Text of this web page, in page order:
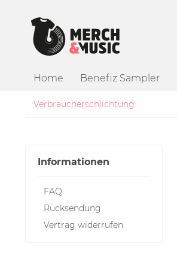
Home Benefiz Sampler
Verbraucherschlichtung
Informationen
FAQ
Rücksendung
Vertrag widerrufen